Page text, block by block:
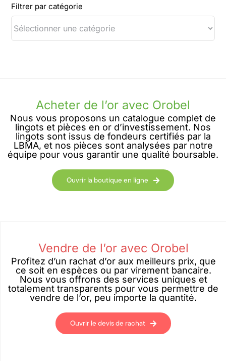
Filtrer par catégorie
Acheter de l’or avec Orobel
Nous vous proposons un catalogue complet de
lingots et pièces en or d’investissement. Nos
lingots sont issus de fondeurs certifiés par la
LBMA, et nos pièces sont analysées par notre
équipe pour vous garantir une qualité boursable.
Ouvrir la boutique en ligne
Vendre de l’or avec Orobel
Profitez d’un rachat d’or aux meilleurs prix, que
ce soit en espèces ou par virement bancaire.
Nous vous offrons des services uniques et
totalement transparents pour vous permettre de
vendre de l’or, peu importe la quantité.
Ouvrir le devis de rachat